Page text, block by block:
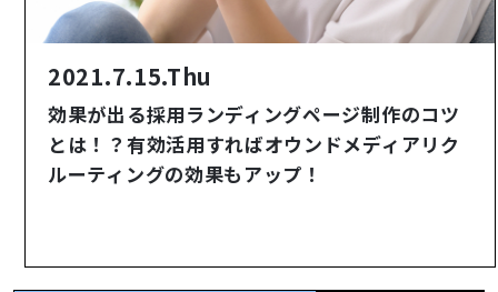
2021.7.15.Thu
効果が出る採用ランディングページ制作のコツ
とは！？有効活用すればオウンドメディアリク
ルーティングの効果もアップ！